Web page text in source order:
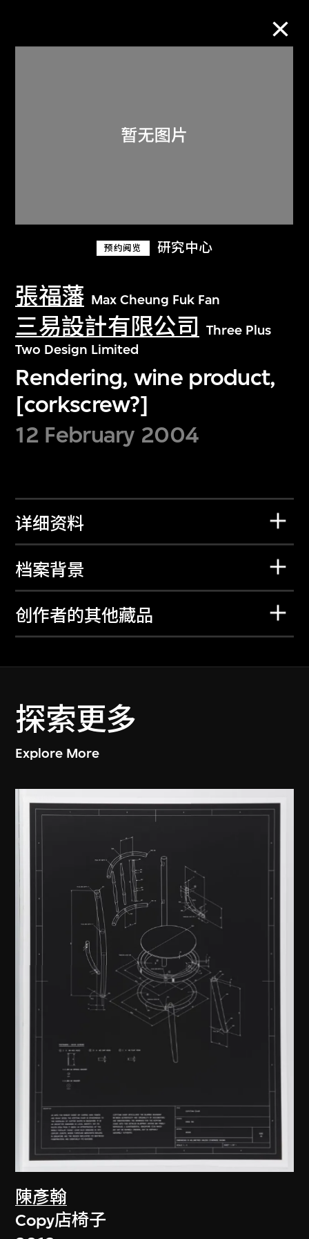
预约阅览 研究中心
張福藩 Max Cheung Fuk Fan
三易設計有限公司
Three Plus
Two Design Limited
Rendering, wine product,
[corkscrew?]
12 February 2004
详细资料
档案背景
创作者的其他藏品
探索更多
Explore More
陳彥翰
Copy店椅子
关于M+藏品
探索世界顶级的二十及二十一世纪视觉
文化藏品。